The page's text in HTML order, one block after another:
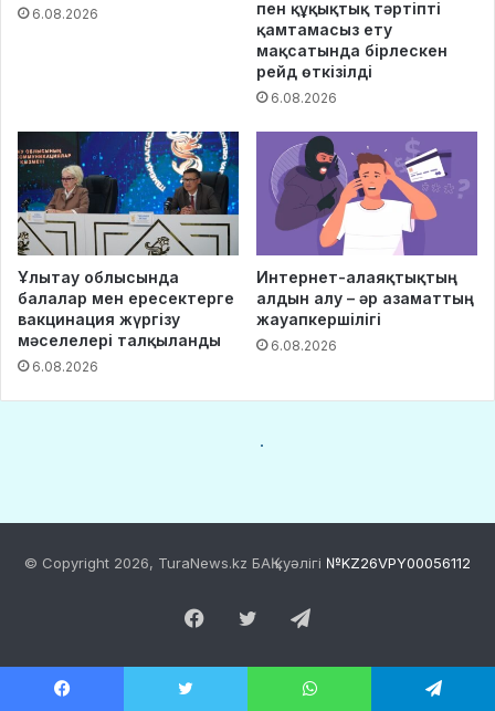
© Copyright 2026, TuraNews.kz БАҚ куәлігі №KZ26VPY00056112
Facebook
Twitter